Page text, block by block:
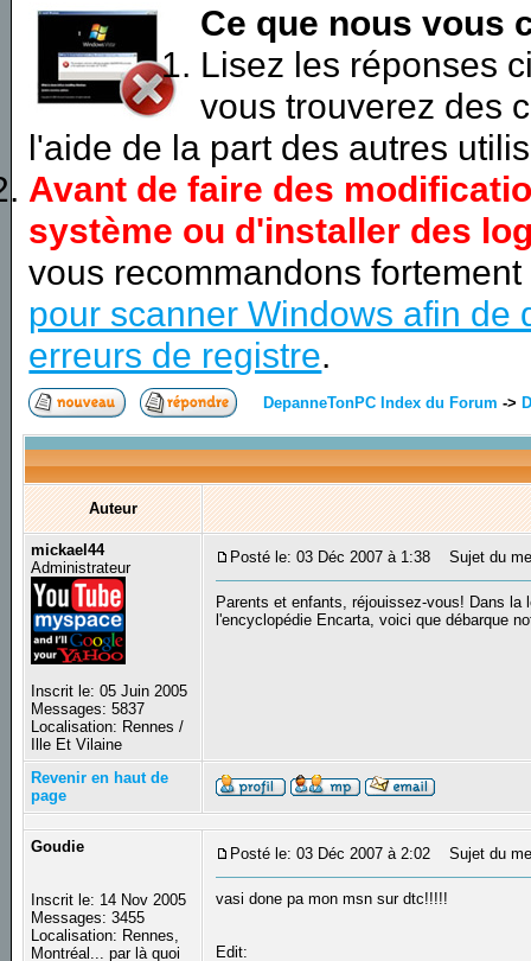
Ce que nous vous
Lisez les réponses
vous trouverez des
l'aide de la part des autres
Avant de faire des
système ou d'installer des
vous recommandons
pour scanner Windows afin de
erreurs de registre.
DepanneTonPC Index du Forum ->
Auteur
mickael44
Administrateur
Inscrit le: 05 Juin 2005
Messages: 5837
Localisation: Rennes /
Ille Et Vilaine
Posté le: 03 Déc 2007 à 1:38 Sujet du
Parents et enfants, réjouissez-vous! Dans la
l'encyclopédie Encarta, voici que débarque
Revenir en haut de
page
Goudie
Inscrit le: 14 Nov 2005
Messages: 3455
Localisation: Rennes,
Montréal... par là quoi
Posté le: 03 Déc 2007 à 2:02 Sujet du
vasi done pa mon msn sur dtc!!!!!
Edit: